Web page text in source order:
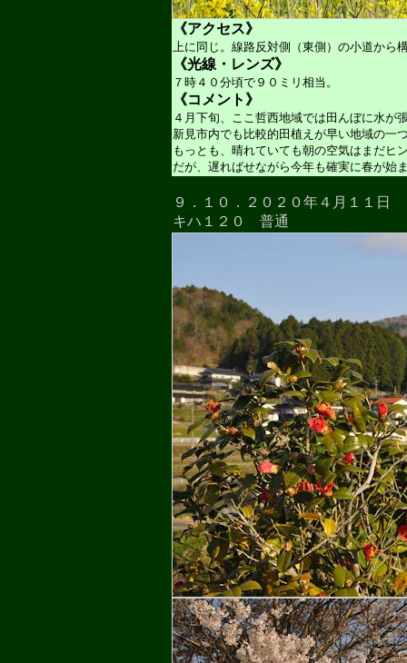
《アクセス》
上に同じ。線路反対側（東側）の小道から
《光線・レンズ》
７時４０分頃で９０ミリ相当。
《コメント》
４月下旬、ここ哲西地域では田んぼに水が
新見市内でも比較的田植えが早い地域の一
もっとも、晴れていても朝の空気はまだヒ
だが、遅ればせながら今年も確実に春が始
９．１０．２０２０年４月１１日
キハ１２０ 普通